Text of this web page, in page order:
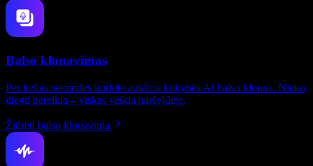
Balso klonavimas
Per kelias sekundes kurkite aukštos kokybės AI balso klonus. Nieko
diegti nereikia – viskas veikia naršyklėje.
Žiūrėti balso klonavimą